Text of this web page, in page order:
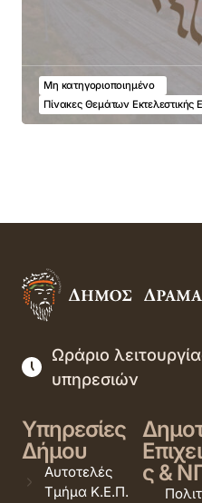
Μη κατηγοριοποιημένο
Πίνακες Θεμάτων Εκτελεστικής
Ωράριο
υπηρεσιών
Υπηρεσίες
Δήμου
Αυτοτελές
Τμήμα Κ.Ε.Π.
ς &